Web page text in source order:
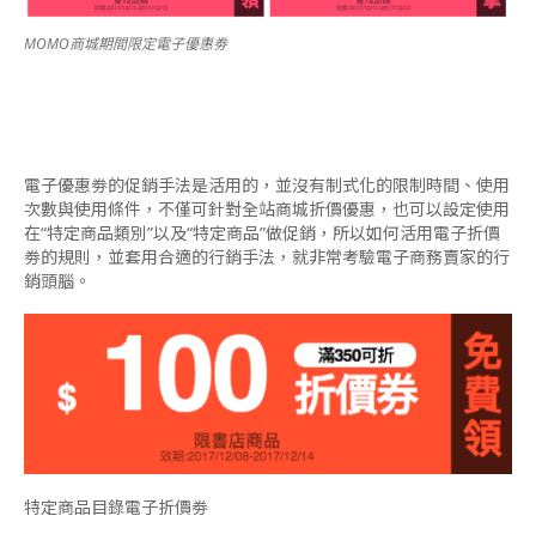
MOMO商城期間限定電子優惠劵
電子優惠劵的促銷手法是活用的，並沒有制式化的限制時間、使用
次數與使用條件，不僅可針對全站商城折價優惠，也可以設定使用
在“特定商品類別”以及“特定商品”做促銷，所以如何活用電子折價
劵的規則，並套用合適的行銷手法，就非常考驗電子商務賣家的行
銷頭腦。
特定商品目錄電子折價劵